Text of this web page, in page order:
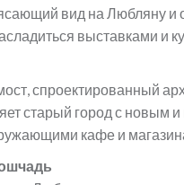
вид на Любляну и
выставками и
спроектированный
старый город с новым
кафе и